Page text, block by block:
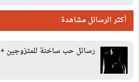
أكثر الرسائل مشاهدة
رسائل حب ساخنة للمتزوجين +18